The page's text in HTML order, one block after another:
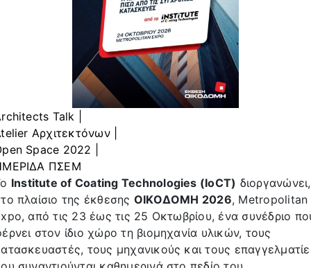
Talk |
Αρχιτεκτόνων |
Space 2022 |
ΠΣΕΜ
Institute of Coating Technologies (IoCT) διοργανώνει,
πλαίσιο της έκθεσης ΟΙΚΟΔΟΜΗ 2026, Metropolitan
από τις 23 έως τις 25 Οκτωβρίου, ένα συνέδριο
στον ίδιο χώρο τη βιομηχανία υλικών, τους
τους μηχανικούς και τους